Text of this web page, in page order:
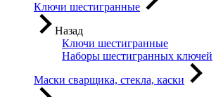
Ключи шестигранные
Назад
Ключи шестигранные
Наборы шестигранных ключей
Маски сварщика, стекла, каски